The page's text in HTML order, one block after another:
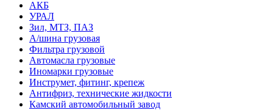
АКБ
УРАЛ
Зил, МТЗ, ПАЗ
А/шина грузовая
Фильтра грузовой
Автомасла грузовые
Иномарки грузовые
Инструмет, фитинг, крепеж
Антифриз, технические жидкости
Камский автомобильный завод